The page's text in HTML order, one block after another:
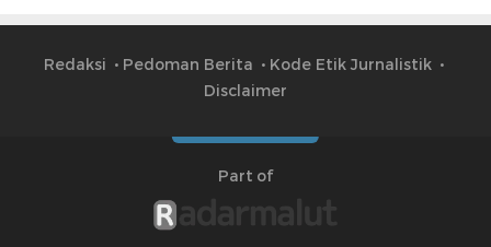
Redaksi Pedoman Berita
Kode Etik Jurnalistik
Disclaimer
Part of